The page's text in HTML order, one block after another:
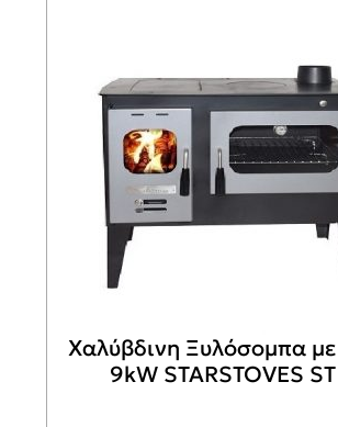
Χαλύβδινη Ξυλόσομπα
9kW STARSTOVES